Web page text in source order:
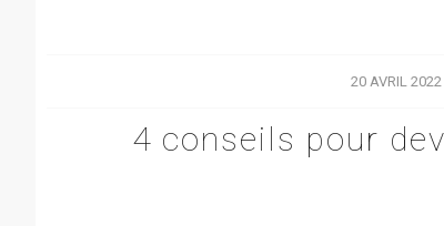
20 AVRIL 2022
/
4 conseils pour